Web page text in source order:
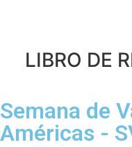
LIBRO DE
Semana de
Américas -